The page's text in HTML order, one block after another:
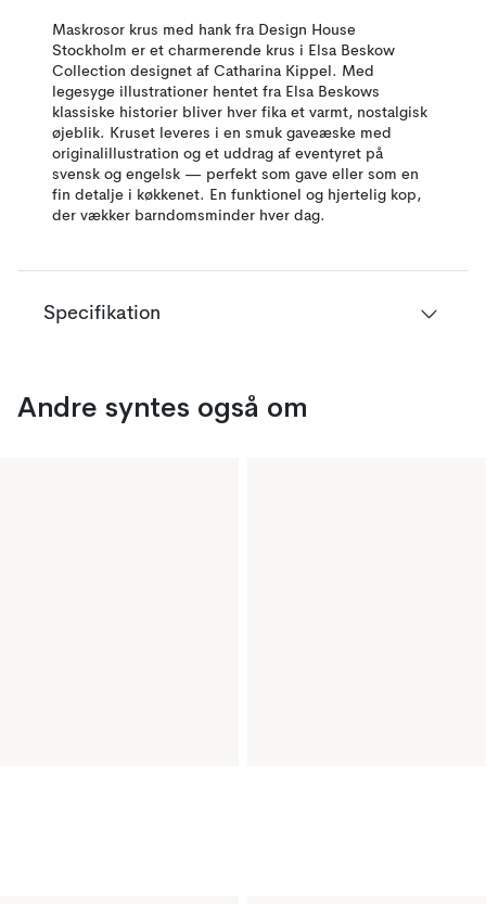
Maskrosor krus med hank fra Design House
Stockholm er et charmerende krus i Elsa Beskow
Collection designet af Catharina Kippel. Med
legesyge illustrationer hentet fra Elsa Beskows
klassiske historier bliver hver fika et varmt, nostalgisk
øjeblik. Kruset leveres i en smuk gaveæske med
originalillustration og et uddrag af eventyret på
svensk og engelsk — perfekt som gave eller som en
fin detalje i køkkenet. En funktionel og hjertelig kop,
der vækker barndomsminder hver dag.
Specifikation
Andre syntes også om